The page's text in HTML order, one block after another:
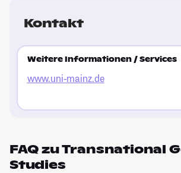
Kontakt
Weitere Informationen / Services
www.uni-mainz.de
FAQ zu Transnational
Studies